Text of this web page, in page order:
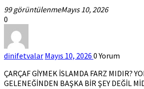
nedir?
99 görüntülenmeMayıs 10, 2026
0
dinifetvalar Mayıs 10, 2026 0Yorum
ÇARÇAF GİYMEK İSLAMDA FARZ MIDIR?
GELENEĞİNDEN BAŞKA BİR ŞEY DEĞİL